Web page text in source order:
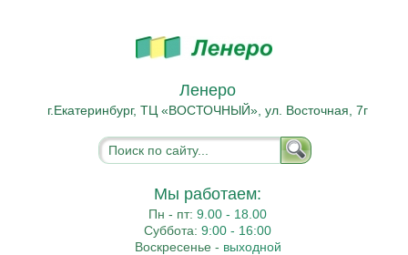
Ленеро
г.Екатеринбург, ТЦ «ВОСТОЧНЫЙ», ул. Восточная, 7г
Мы работаем:
Пн - пт:9.00 - 18.00
Суббота:9:00 - 16:00
Воскресенье - выходной